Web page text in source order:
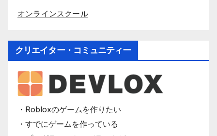
オンラインスクール
クリエイター・コミュニティー
・Robloxのゲームを作りたい
・すでにゲームを作っている